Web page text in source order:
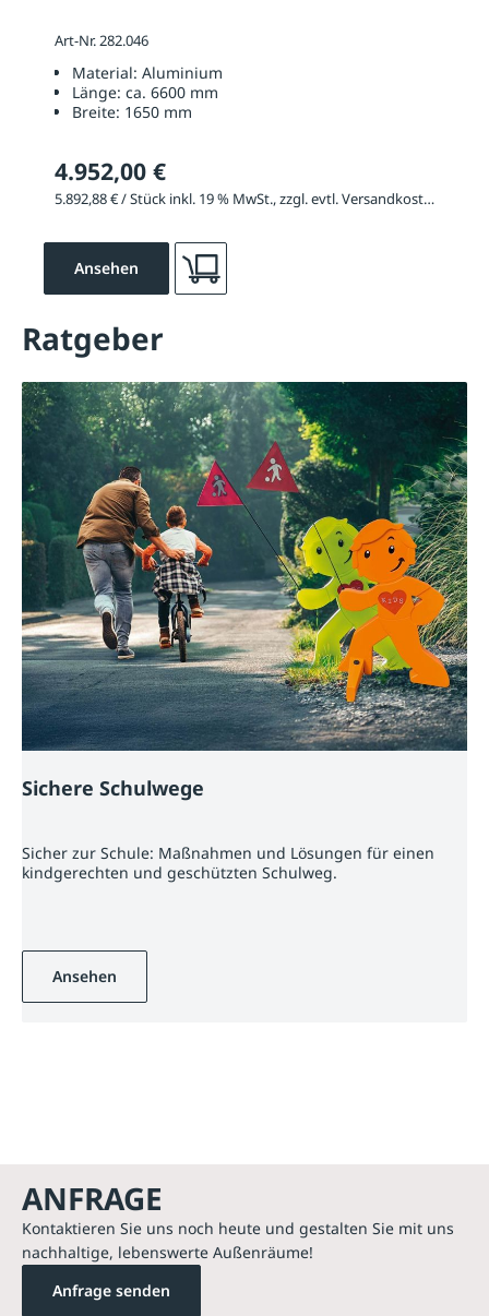
Art-Nr. 282.046
Material: Aluminium
Länge: ca. 6600 mm
Breite: 1650 mm
4.952,00 €
5.892,88 € / Stück inkl. 19 % MwSt., zzgl. evtl. Versandkosten
Ansehen
Ratgeber
Sichere Schulwege
Sicher zur Schule: Maßnahmen und Lösungen für einen
kindgerechten und geschützten Schulweg.
Ansehen
ANFRAGE
Kontaktieren Sie uns noch heute und gestalten Sie mit uns
nachhaltige, lebenswerte Außenräume!
Anfrage senden